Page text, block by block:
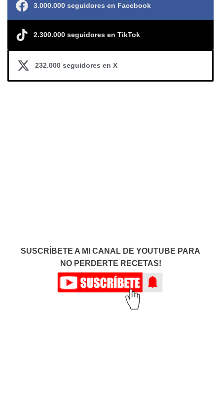
3.000.000 seguidores en Facebook
2.300.000 seguidores en TikTok
232.000 seguidores en X
SUSCRÍBETE A MI CANAL DE YOUTUBE PARA
NO PERDERTE RECETAS!